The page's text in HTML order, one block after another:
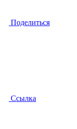
Поделиться
Ссылка